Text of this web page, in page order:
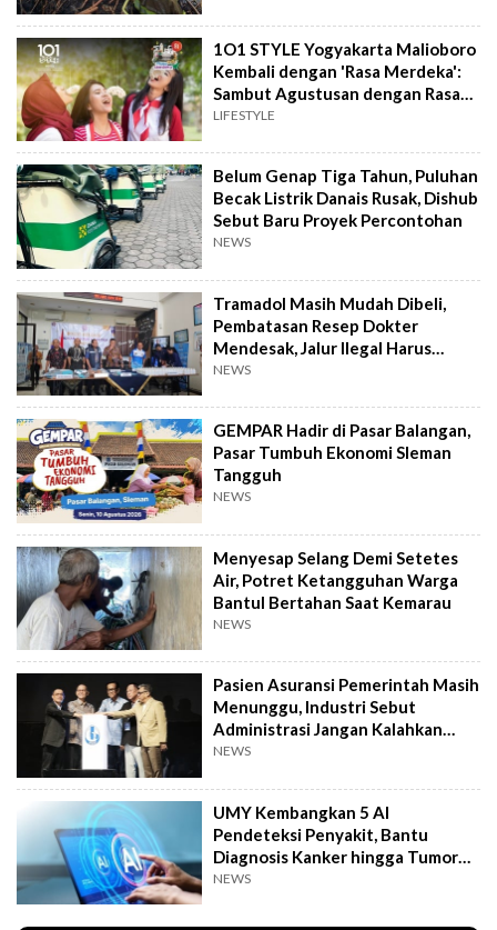
1O1 STYLE Yogyakarta Malioboro
Kembali dengan 'Rasa Merdeka':
Sambut Agustusan dengan Rasa
dan Tawa
LIFESTYLE
Belum Genap Tiga Tahun, Puluhan
Becak Listrik Danais Rusak, Dishub
Sebut Baru Proyek Percontohan
NEWS
Tramadol Masih Mudah Dibeli,
Pembatasan Resep Dokter
Mendesak, Jalur Ilegal Harus
Distop
NEWS
GEMPAR Hadir di Pasar Balangan,
Pasar Tumbuh Ekonomi Sleman
Tangguh
NEWS
Menyesap Selang Demi Setetes
Air, Potret Ketangguhan Warga
Bantul Bertahan Saat Kemarau
NEWS
Pasien Asuransi Pemerintah Masih
Menunggu, Industri Sebut
Administrasi Jangan Kalahkan
Kemanusiaan
NEWS
UMY Kembangkan 5 AI
Pendeteksi Penyakit, Bantu
Diagnosis Kanker hingga Tumor
Otak Lebih Cepat
NEWS